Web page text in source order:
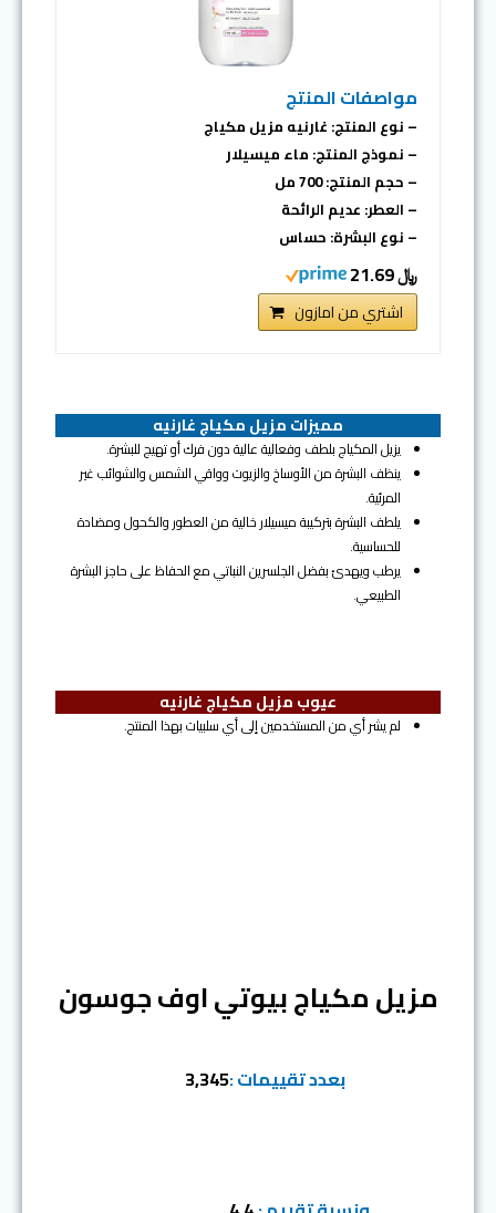
مواصفات المنتج
– نوع المنتج: غارنيه مزيل مكياج
– نموذج المنتج: ماء ميسيلار
– حجم المنتج: 700 مل
– العطر: عديم الرائحة
– نوع البشرة: حساس
﷼ 21.69
اشتري من امازون
مميزات مزيل مكياج غارنيه
يزيل المكياج بلطف وفعالية عالية دون فرك أو تهيج للبشرة.
ينظف البشرة من الأوساخ والزيوت وواقي الشمس والشوائب غير
المرئية.
يلطف البشرة بتركيبة ميسيلار خالية من العطور والكحول ومضادة
للحساسية.
يرطب ويهدئ بفضل الجلسرين النباتي مع الحفاظ على حاجز البشرة
الطبيعي.
عيوب مزيل مكياج غارنيه
لم يشر أي من المستخدمين إلى أي سلبيات بهذا المنتج.
مزيل مكياج بيوتي اوف جوسون
بعدد تقييمات :3,345